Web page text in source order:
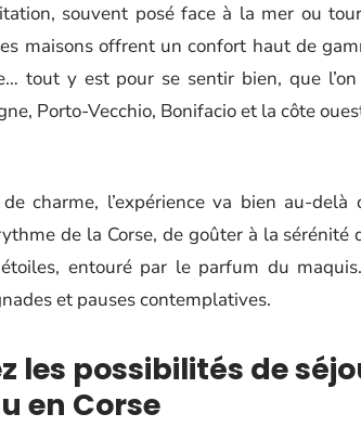
souvent posé face à la mer ou
maisons offrent un confort haut de
tout y est pour se sentir bien, que
Porto-Vecchio, Bonifacio et la côte
charme, l’expérience va bien au-delà
de la Corse, de goûter à la
entouré par le parfum du
et pauses contemplatives.
les possibilités de
en Corse